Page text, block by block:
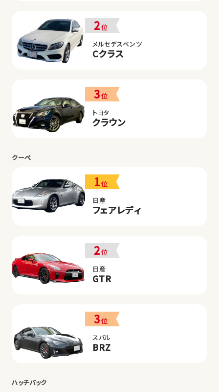
2位
メルセデスベンツ
Cクラス
3位
トヨタ
クラウン
クーペ
1位
日産
フェアレディ
2位
日産
GTR
3位
スバル
BRZ
ハッチバック